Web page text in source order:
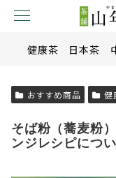
健康茶 日本茶
おすすめ商品 健
そば粉（蕎麦粉
ンジレシピにつ